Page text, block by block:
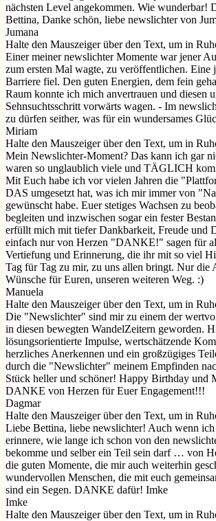
nächsten Level angekommen. Wie wunderbar!
Bettina, Danke schön, liebe newslichter von
Jumana
Halte den Mauszeiger über den Text, um in
Einer meiner newslichter Momente war jener
zum ersten Mal wagte, zu veröffentlichen. Eine
Barriere fiel. Den guten Energien, dem fein
Raum konnte ich mich anvertrauen und diesen
Sehnsuchtsschritt vorwärts wagen. - Im
zu dürfen seither, was für ein wundersames
Miriam
Halte den Mauszeiger über den Text, um in
Mein Newslichter-Moment? Das kann ich gar
waren so unglaublich viele und TÄGLICH
Mit Euch habe ich vor vielen Jahren die
DAS umgesetzt hat, was ich mir immer von
gewünscht habe. Euer stetiges Wachsen zu
begleiten und inzwischen sogar ein fester
erfüllt mich mit tiefer Dankbarkeit, Freude und
einfach nur von Herzen "DANKE!" sagen für
Vertiefung und Erinnerung, die ihr mit so viel
Tag für Tag zu mir, zu uns allen bringt. Nur
Wünsche für Euren, unseren weiteren Weg. :)
Manuela
Halte den Mauszeiger über den Text, um in
Die "Newslichter" sind mir zu einem der
in diesen bewegten WandelZeitern geworden.
lösungsorientierte Impulse, wertschätzende
herzliches Anerkennen und ein großzügiges
durch die "Newslichter" meinem Empfinden
Stück heller und schöner! Happy Birthday und
DANKE von Herzen für Euer Engagement!!!
Dagmar
Halte den Mauszeiger über den Text, um in
Liebe Bettina, liebe newslichter! Auch wenn
erinnere, wie lange ich schon von den
bekomme und selber ein Teil sein darf … von
die guten Momente, die mir auch weiterhin
wundervollen Menschen, die mit euch
sind ein Segen. DANKE dafür! Imke
Imke
Halte den Mauszeiger über den Text, um in